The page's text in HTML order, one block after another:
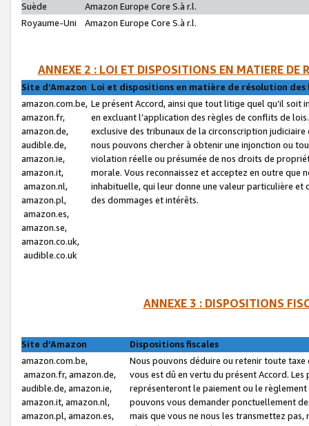
Suède
Amazon Europe Core S.à r.l.
Royaume-Uni
Amazon Europe Core S.à r.l.
ANNEXE 2 : LOI ET DISPOSITIONS EN MATIERE DE
Site d’Amazon Loi et dispositions en matière de résolution
amazon.com.be,
amazon.fr,
amazon.de,
audible.de,
amazon.ie,
amazon.it,
amazon.nl,
amazon.pl,
amazon.es,
amazon.se,
amazon.co.uk,
audible.co.uk
Le présent Accord, ainsi que tout litige quel qu’il soit
en excluant l’application des règles de conflits de
exclusive des tribunaux de la circonscription
nous pouvons chercher à obtenir une injonction ou
violation réelle ou présumée de nos droits de
morale. Vous reconnaissez et acceptez en outre que
inhabituelle, qui leur donne une valeur particulière
des dommages et intérêts.
ANNEXE 3 : DISPOSITIONS
Site d’Amazon
Dispositions fiscales
amazon.com.be,
amazon.fr, amazon.de,
audible.de, amazon.ie,
amazon.it, amazon.nl,
amazon.pl, amazon.es,
Nous pouvons déduire ou retenir toute
vous est dû en vertu du présent Accord.
représenteront le paiement ou le
pouvons vous demander ponctuellement
mais que vous ne nous les transmettez